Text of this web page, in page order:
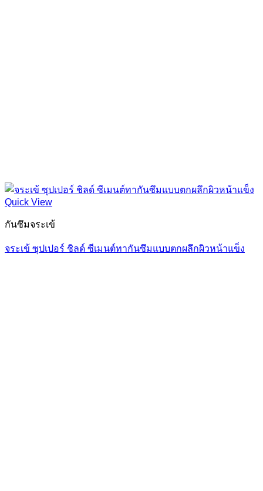
Quick View
กันซึมจระเข้
จระเข้ ซุปเปอร์ ชิลด์ ซีเมนต์ทากันซึมแบบตกผลึกผิวหน้าแข็ง